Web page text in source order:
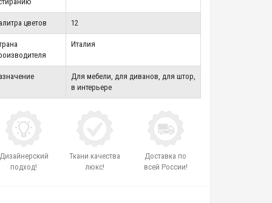
цветов 12
Италия
Для мебели, для диванов, для штор,
в интерьере
подход!
Ткани качества
люкс!
Доставка по
всей России!